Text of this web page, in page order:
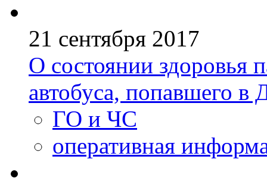
21 сентября 2017
О состоянии здоровья
автобуса, попавшего
ГО и ЧС
оперативная